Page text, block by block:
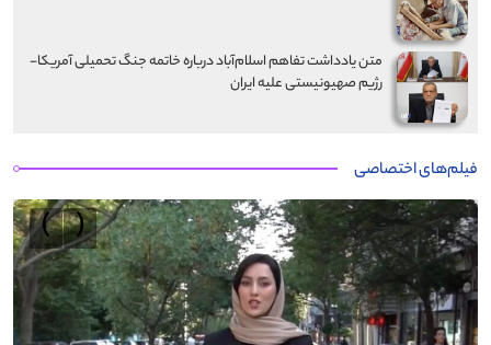
متن یادداشت تفاهم اسلام‌آباد درباره خاتمه جنگ تحمیلی آمریکا-
رژیم صهیونیستی علیه ایران
فیلم‌های اختصاصی
‹
›